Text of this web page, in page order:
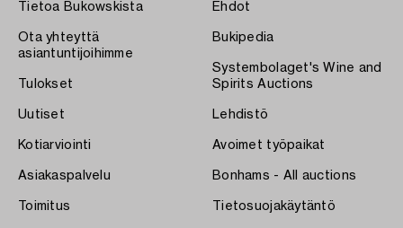
Tietoa Bukowskista
Ota yhteyttä
asiantuntijoihimme
Tulokset
Uutiset
Kotiarviointi
Asiakaspalvelu
Toimitus
Ehdot
Bukipedia
Systembolaget's Wine and
Spirits Auctions
Lehdistö
Avoimet työpaikat
Bonhams - All auctions
Tietosuojakäytäntö